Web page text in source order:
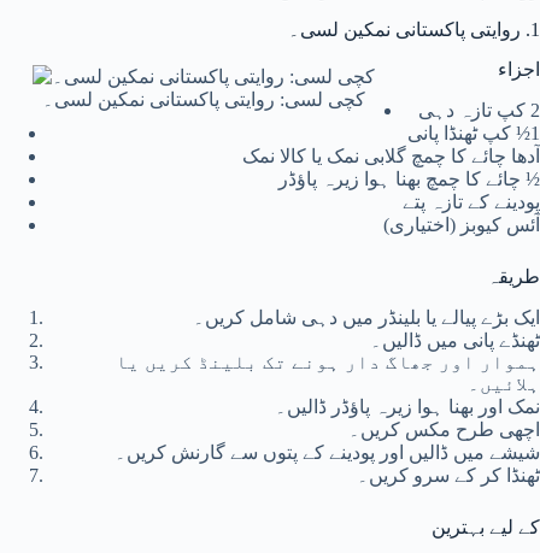
1. روایتی پاکستانی نمکین لسی۔
کچی لسی: روایتی پاکستانی نمکین لسی۔
اجزاء
2 کپ تازہ دہی
1½ کپ ٹھنڈا پانی
آدھا چائے کا چمچ گلابی نمک یا کالا نمک
½ چائے کا چمچ بھنا ہوا زیرہ پاؤڈر
پودینے کے تازہ پتے
آئس کیوبز (اختیاری)
طریقہ
ایک بڑے پیالے یا بلینڈر میں دہی شامل کریں۔
ٹھنڈے پانی میں ڈالیں۔
ہموار اور جھاگ دار ہونے تک بلینڈ کریں یا
ہلائیں۔
نمک اور بھنا ہوا زیرہ پاؤڈر ڈالیں۔
اچھی طرح مکس کریں۔
شیشے میں ڈالیں اور پودینے کے پتوں سے گارنش کریں۔
ٹھنڈا کر کے سرو کریں۔
کے لیے بہترین